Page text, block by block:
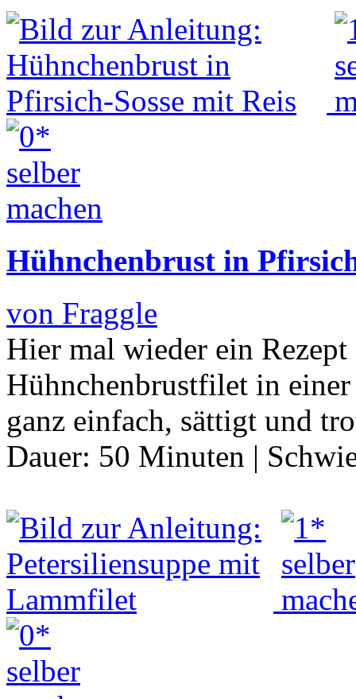
Hühnchenbrust in
von Fraggle
Hier mal wieder ein
Hühnchenbrustfilet in
ganz einfach, sättigt und
Dauer: 50 Minuten |